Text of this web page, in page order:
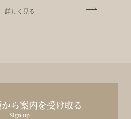
詳しく見る
ら案内を受け取る
Sign up